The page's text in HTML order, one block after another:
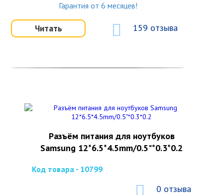
Гарантия от 6 месяцев!
Читать 159 отзыва
Разъём питания для ноутбуков
Samsung 12*6.5*4.5mm/0.5"*0.3*0.2
Код товара - 10799
0 отзыва